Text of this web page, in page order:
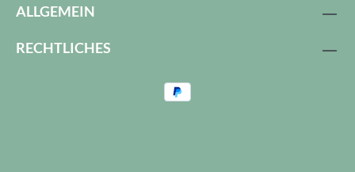
ALLGEMEIN
RECHTLICHES